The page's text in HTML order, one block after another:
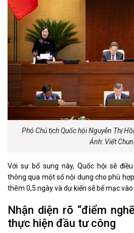
Phó Chủ tịch Quốc hội Nguyễn Thị
Ảnh: Viết
Với sự bổ sung này, Quốc hội sẽ
thông qua một số nội dung cho phù
thêm 0,5 ngày và dự kiến sẽ bế mạc
Nhận diện rõ “điểm
thực hiện đầu tư công